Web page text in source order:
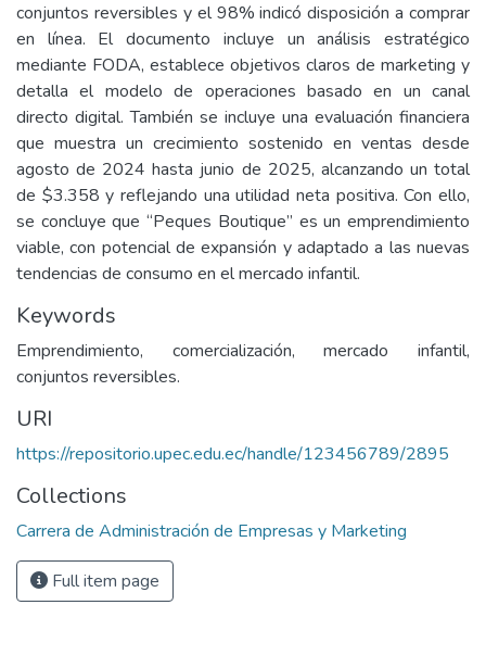
conjuntos reversibles y el 98% indicó disposición a comprar
en línea. El documento incluye un análisis estratégico
mediante FODA, establece objetivos claros de marketing y
detalla el modelo de operaciones basado en un canal
directo digital. También se incluye una evaluación financiera
que muestra un crecimiento sostenido en ventas desde
agosto de 2024 hasta junio de 2025, alcanzando un total
de $3.358 y reflejando una utilidad neta positiva. Con ello,
se concluye que “Peques Boutique” es un emprendimiento
viable, con potencial de expansión y adaptado a las nuevas
tendencias de consumo en el mercado infantil.
Keywords
Emprendimiento, comercialización, mercado infantil,
conjuntos reversibles.
URI
https://repositorio.upec.edu.ec/handle/123456789/2895
Collections
Carrera de Administración de Empresas y Marketing
Full item page